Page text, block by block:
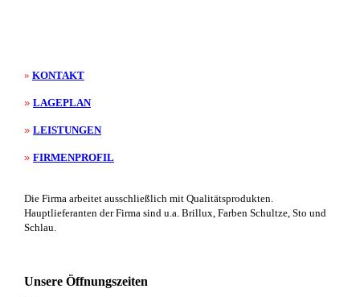
» KONTAKT
» LAGEPLAN
» LEISTUNGEN
» FIRMENPROFIL
Die Firma arbeitet ausschließlich mit Qualitätsprodukten.
Hauptlieferanten der Firma sind u.a. Brillux, Farben Schultze, Sto und
Schlau.
Unsere Öffnungszeiten